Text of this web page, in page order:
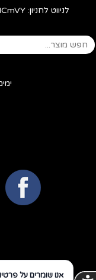
לניווט לחניון:
ימים
אנו שומרים על